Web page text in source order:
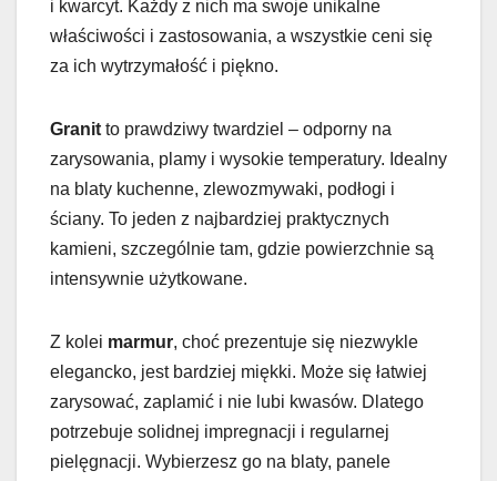
i kwarcyt. Każdy z nich ma swoje unikalne
właściwości i zastosowania, a wszystkie ceni się
za ich wytrzymałość i piękno.
Granit to prawdziwy twardziel – odporny na
zarysowania, plamy i wysokie temperatury. Idealny
na blaty kuchenne, zlewozmywaki, podłogi i
ściany. To jeden z najbardziej praktycznych
kamieni, szczególnie tam, gdzie powierzchnie są
intensywnie użytkowane.
Z kolei marmur, choć prezentuje się niezwykle
elegancko, jest bardziej miękki. Może się łatwiej
zarysować, zaplamić i nie lubi kwasów. Dlatego
potrzebuje solidnej impregnacji i regularnej
pielęgnacji. Wybierzesz go na blaty, panele